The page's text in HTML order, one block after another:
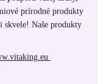
prírodné produkty
skvele! Naše produkty